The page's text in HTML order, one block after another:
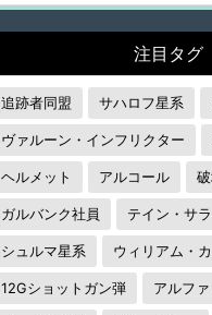
注目タグ
追跡者同盟 サハロフ星系
ヴァルーン・インフリクター
ヘルメット アルコール
ガルバンク社員 テイン・サ
シュルマ星系 ウィリアム・
12Gショットガン弾 アルフ